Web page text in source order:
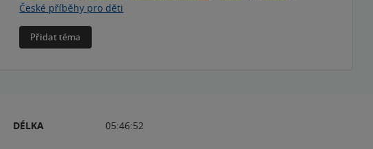
České příběhy pro děti
Přidat téma
DÉLKA 05:46:52